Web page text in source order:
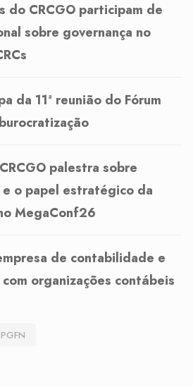
do CRCGO participam de
sobre governança no
da 11ª reunião do Fórum
palestra sobre
o papel estratégico da
MegaConf26
de contabilidade e
organizações contábeis
PGFN